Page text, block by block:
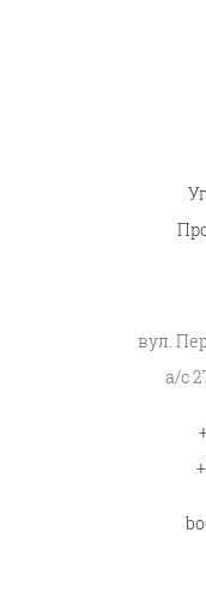
вул.
а/с